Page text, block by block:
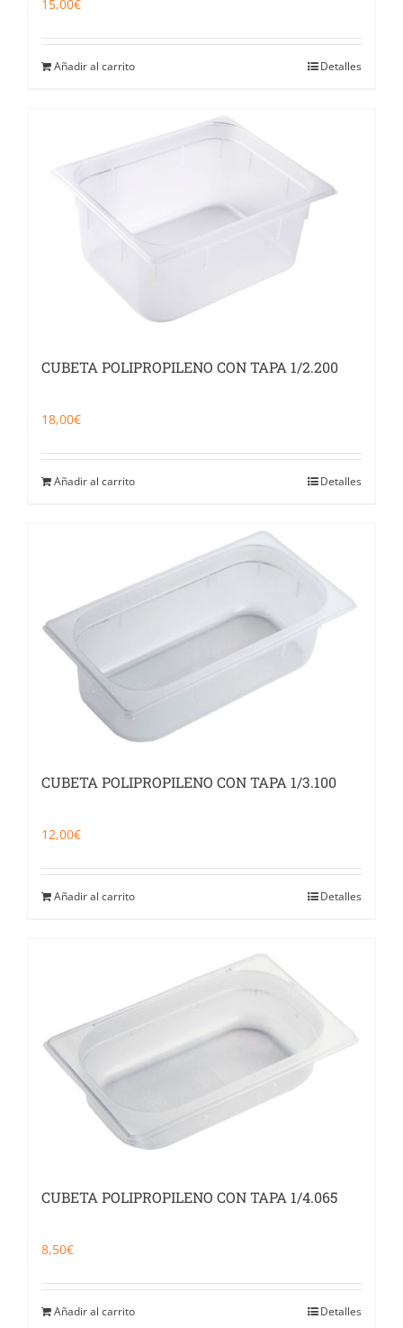
15,00€
Añadir al carrito Detalles
CUBETA POLIPROPILENO CON TAPA 1/2.200
18,00€
Añadir al carrito Detalles
CUBETA POLIPROPILENO CON TAPA 1/3.100
12,00€
Añadir al carrito Detalles
CUBETA POLIPROPILENO CON TAPA 1/4.065
8,50€
Añadir al carrito Detalles